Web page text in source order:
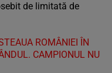
de limitată de
ROMÂNIEI ÎN
CAMPIONUL NU